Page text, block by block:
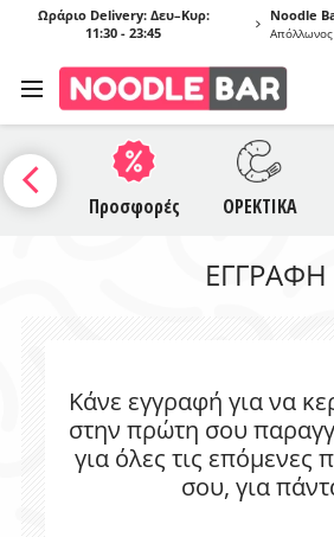
Ωράριο Delivery: Δευ–Κυρ:
11:30 - 23:45
Noodle
Προσφορές ΟΡΕΚΤΙΚΑ
ΕΓΓΡΑΦΉ
Κάνε εγγραφή για να
στην πρώτη σου
για όλες τις επόμενες
σου, για